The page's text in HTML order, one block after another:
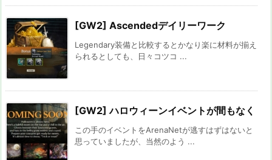
[GW2] Ascendedデイリーワーク
Legendary装備と比較するとかなり楽に材料が揃え
られるとしても、日々コツコ ...
[GW2] ハロウィーンイベントが間もなく
この手のイベントをArenaNetが逃すはずはないと
思っていましたが、当然のよう ...